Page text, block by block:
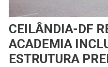
CEILÂNDIA-DF
ACADEMIA
ESTRUTURA